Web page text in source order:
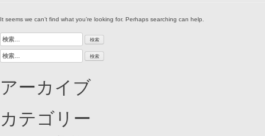
It seems we can’t find what you’re looking for. Perhaps searching can help.
検
索:
検
索:
アーカイブ
カテゴリー